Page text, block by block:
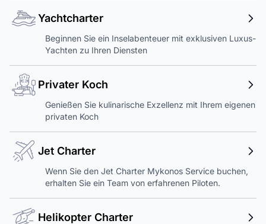
Yachtcharter
Beginnen Sie ein Inselabenteuer mit exklusiven Luxus-
Yachten zu Ihren Diensten
Privater Koch
Genießen Sie kulinarische Exzellenz mit Ihrem eigenen
privaten Koch
Jet Charter
Wenn Sie den Jet Charter Mykonos Service buchen,
erhalten Sie ein Team von erfahrenen Piloten.
Helikopter Charter